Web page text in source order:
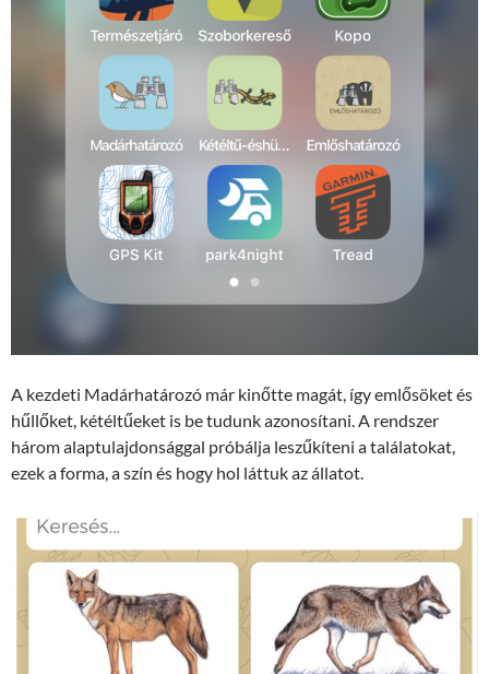
A kezdeti Madárhatározó már kinőtte magát, így emlősöket és
hűllőket, kétéltűeket is be tudunk azonosítani. A rendszer
három alaptulajdonsággal próbálja leszűkíteni a találatokat,
ezek a forma, a szín és hogy hol láttuk az állatot.